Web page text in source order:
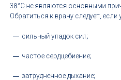
38°С не являются основными
Обратиться к врачу следует,
сильный упадок сил;
частое сердцебиение;
затрудненное дыхание;